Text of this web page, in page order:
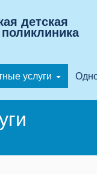
детская
услуги